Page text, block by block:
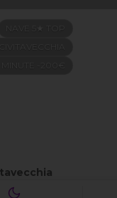
NAVE 5★ TOP